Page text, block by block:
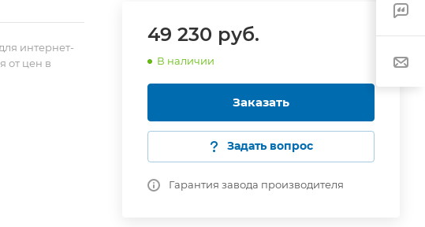
49 230 руб.
В наличии
Заказать
Задать вопрос
Гарантия завода производителя
интернет-
от цен в